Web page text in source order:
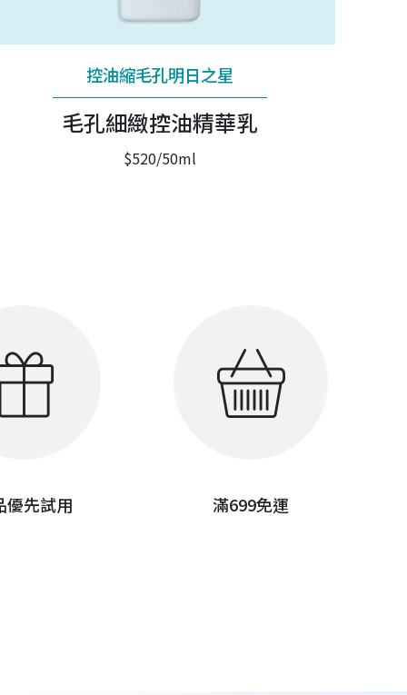
控油縮毛孔明日之星
毛孔細緻控油精華乳
$520/50ml
優先試用 滿699免運